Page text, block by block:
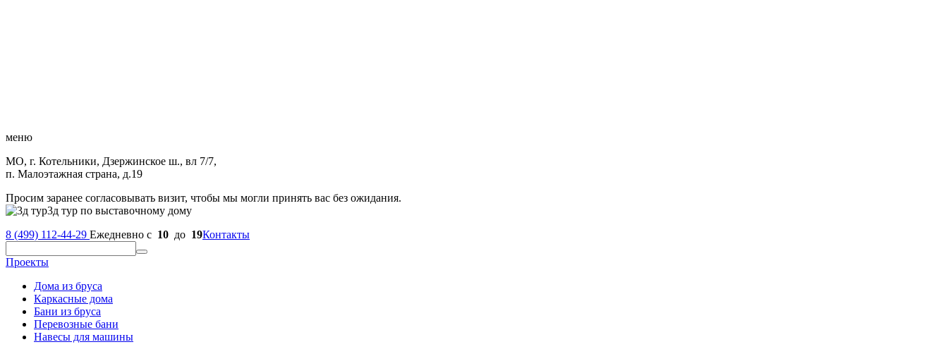
меню
МО, г. Котельники, Дзержинское ш., вл 7/7,
п. Малоэтажная страна, д.19
Просим заранее согласовывать визит, чтобы мы могли принять вас без ожидания.
3д тур по выставочному дому
8 (499) 112-44-29 Ежедневно с 10 до 19Контакты
Проекты
Дома из бруса
Каркасные дома
Бани из бруса
Перевозные бани
Навесы для машины